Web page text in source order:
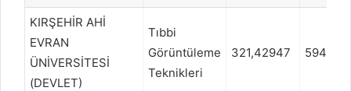
KIRŞEHİR AHİ
EVRAN
ÜNİVERSİTESİ
(DEVLET)
Tıbbi
Görüntüleme
Teknikleri
321,42947 594594